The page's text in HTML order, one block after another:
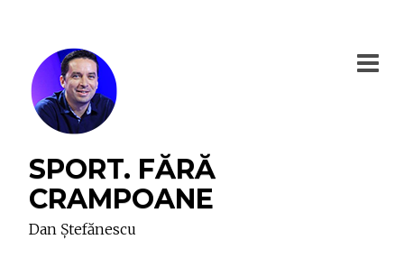
SPORT. FĂRĂ
CRAMPOANE
Dan Ștefănescu